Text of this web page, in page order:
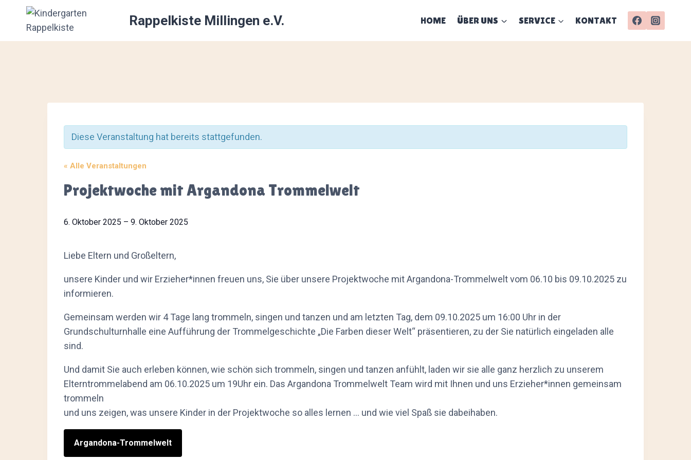
Rappelkiste Millingen e.V. HOME ÜBER UNS SERVICE KONTAKT
Diese Veranstaltung hat bereits stattgefunden.
« Alle Veranstaltungen
Projektwoche mit Argandona Trommelwelt
6. Oktober 2025 – 9. Oktober 2025
Liebe Eltern und Großeltern,
unsere Kinder und wir Erzieher*innen freuen uns, Sie über unsere Projektwoche mit Argandona-Trommelwelt vom 06.10 bis 09.10.2025 zu
informieren.
Gemeinsam werden wir 4 Tage lang trommeln, singen und tanzen und am letzten Tag, dem 09.10.2025 um 16:00 Uhr in der
Grundschulturnhalle eine Aufführung der Trommelgeschichte „Die Farben dieser Welt“ präsentieren, zu der Sie natürlich eingeladen alle
sind.
Und damit Sie auch erleben können, wie schön sich trommeln, singen und tanzen anfühlt, laden wir sie alle ganz herzlich zu unserem
Elterntrommelabend am 06.10.2025 um 19Uhr ein. Das Argandona Trommelwelt Team wird mit Ihnen und uns Erzieher*innen gemeinsam
trommeln
und uns zeigen, was unsere Kinder in der Projektwoche so alles lernen … und wie viel Spaß sie dabeihaben.
Argandona-Trommelwelt